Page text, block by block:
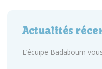
Actualités
L’équipe Badaboum